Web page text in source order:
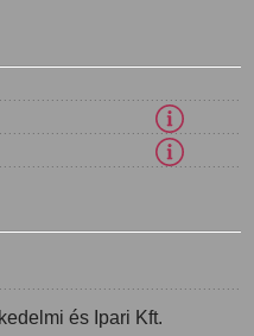
és Ipari Kft.